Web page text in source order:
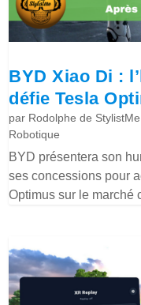
BYD Xiao Di :
défie Tesla
par Rodolphe de StylistMe
Robotique
BYD présentera son
ses concessions pour
Optimus sur le marché